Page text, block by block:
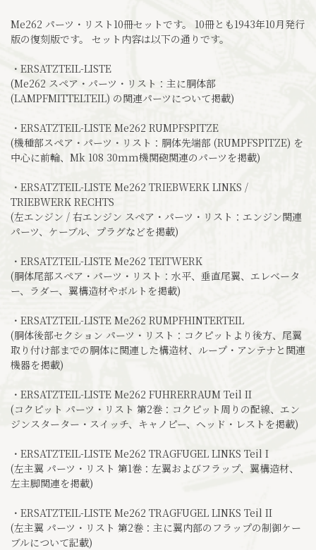
Me262 パーツ・リスト10冊セットです。 10冊とも1943年10月発行
版の復刻版です。 セット内容は以下の通りです。
・ERSATZTEIL-LISTE
(Me262 スペア・パーツ・リスト：主に胴体部
(LAMPFMITTELTEIL) の関連パーツについて掲載)
・ERSATZTEIL-LISTE Me262 RUMPFSPITZE
(機種部スペア・パーツ・リスト：胴体先端部 (RUMPFSPITZE) を
中心に前輪、Mk 108 30mm機関砲関連のパーツを掲載)
・ERSATZTEIL-LISTE Me262 TRIEBWERK LINKS /
TRIEBWERK RECHTS
(左エンジン / 右エンジン スペア・パーツ・リスト：エンジン関連
パーツ、ケーブル、プラグなどを掲載)
・ERSATZTEIL-LISTE Me262 TEITWERK
(胴体尾部スペア・パーツ・リスト：水平、垂直尾翼、エレベータ
ー、ラダー、翼構造材やボルトを掲載)
・ERSATZTEIL-LISTE Me262 RUMPFHINTERTEIL
(胴体後部セクション パーツ・リスト：コクピットより後方、尾翼
取り付け部までの胴体に関連した構造材、ループ・アンテナと関連
機器を掲載)
・ERSATZTEIL-LISTE Me262 FUHRERRAUM Teil II
(コクピット パーツ・リスト 第2巻：コクピット周りの配線、エン
ジンスターター・スイッチ、キャノピー、ヘッド・レストを掲載)
・ERSATZTEIL-LISTE Me262 TRAGFUGEL LINKS Teil I
(左主翼 パーツ・リスト 第1巻：左翼およびフラップ、翼構造材、
左主脚関連を掲載)
・ERSATZTEIL-LISTE Me262 TRAGFUGEL LINKS Teil II
(左主翼 パーツ・リスト 第2巻：主に翼内部のフラップの制御ケー
ブルについて記載)